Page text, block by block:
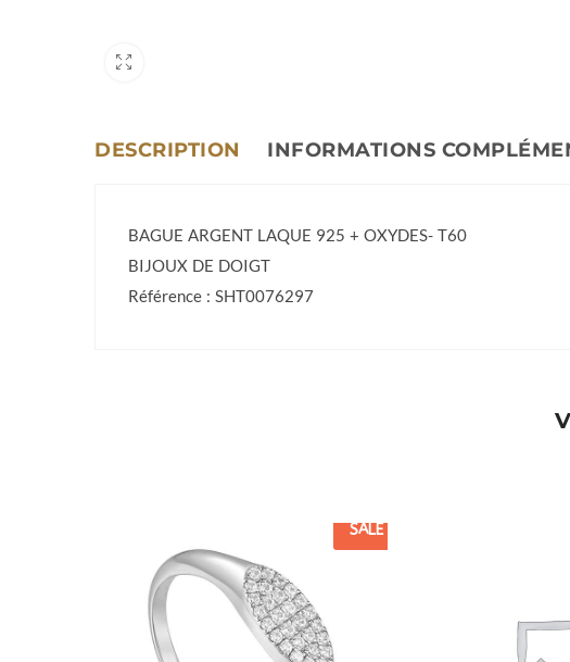
DESCRIPTION INFORMATIONS
BAGUE ARGENT LAQUE 925 + OXYDES- T60
BIJOUX DE DOIGT
Référence : SHT0076297
SALE